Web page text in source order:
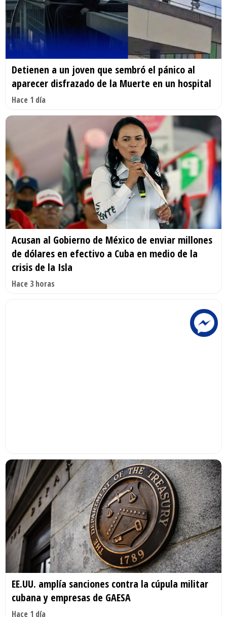
Detienen a un joven que sembró el pánico al
aparecer disfrazado de la Muerte en un hospital
Hace 1 día
Acusan al Gobierno de México de enviar millones
de dólares en efectivo a Cuba en medio de la
crisis de la Isla
Hace 3 horas
EE.UU. amplía sanciones contra la cúpula militar
cubana y empresas de GAESA
Hace 1 día